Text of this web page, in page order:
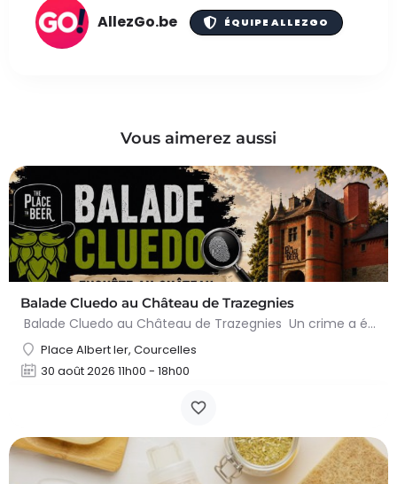
AllezGo.be ÉQUIPE ALLEZGO
Vous aimerez aussi
Balade Cluedo au Château de Trazegnies
Balade Cluedo au Château de Trazegnies Un crime a été commis au Château de Trazegnies… À vous de résoudre…
Place Albert Ier, Courcelles
30 août 2026 11h00 - 18h00